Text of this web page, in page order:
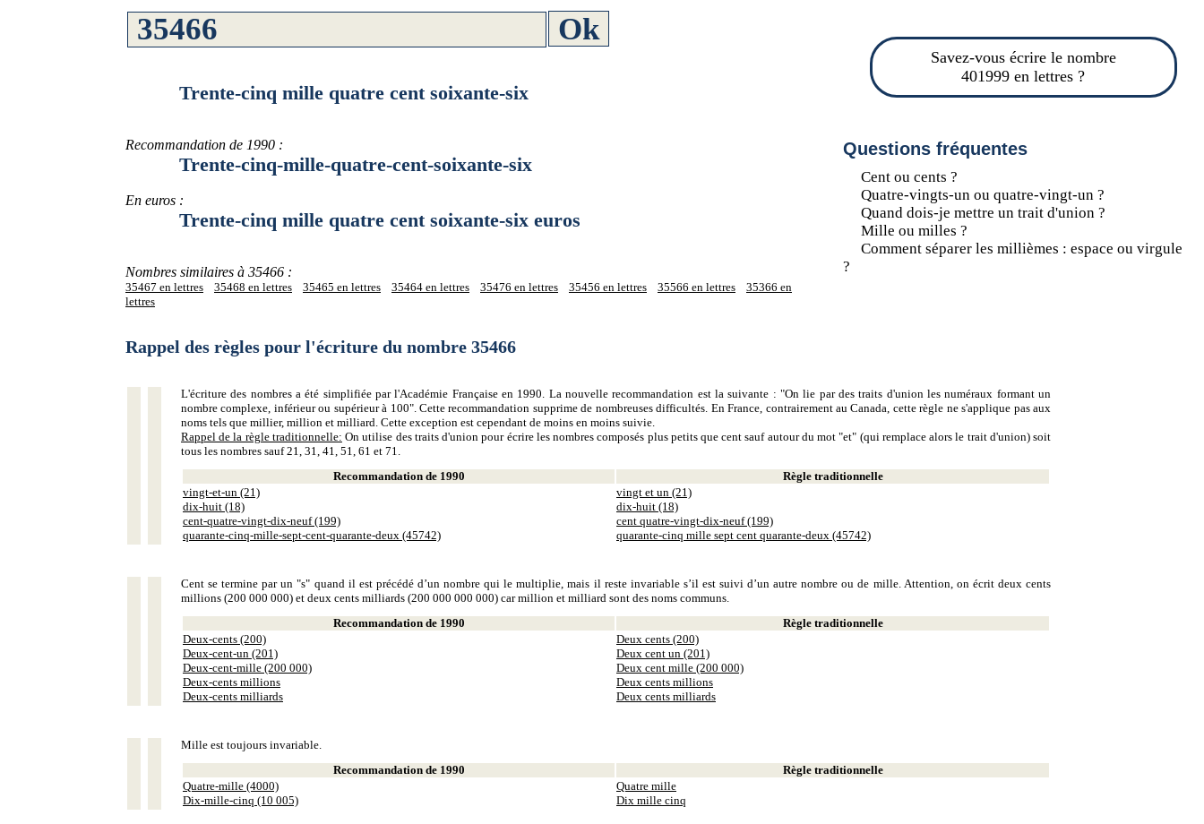
Savez-vous écrire le nombre
401999 en lettres ?
Questions fréquentes
Cent ou cents ?
Quatre-vingts-un ou quatre-vingt-un ?
Quand dois-je mettre un trait d'union ?
Mille ou milles ?
Comment séparer les millièmes : espace ou virgule
?
Trente-cinq mille quatre cent soixante-six
Recommandation de 1990 :
Trente-cinq-mille-quatre-cent-soixante-six
En euros :
Trente-cinq mille quatre cent soixante-six euros
Nombres similaires à 35466 :
35467 en lettres 35468 en lettres 35465 en lettres 35464 en lettres 35476 en lettres 35456 en lettres 35566 en lettres
35366 en
lettres
Rappel des règles pour l'écriture du nombre 35466
L'écriture des nombres a été simplifiée par l'Académie Française en 1990. La nouvelle recommandation est la suivante : "On lie par des traits d'union les numéraux formant un
nombre complexe, inférieur ou supérieur à 100". Cette recommandation supprime de nombreuses difficultés. En France, contrairement au Canada, cette règle ne s'applique pas aux
noms tels que millier, million et milliard. Cette exception est cependant de moins en moins suivie.
Rappel de la règle traditionnelle: On utilise des traits d'union pour écrire les nombres composés plus petits que cent sauf autour du mot "et" (qui remplace alors le trait d'union) soit
tous les nombres sauf 21, 31, 41, 51, 61 et 71.
Recommandation de 1990
Règle traditionnelle
vingt-et-un (21)
dix-huit (18)
cent-quatre-vingt-dix-neuf (199)
quarante-cinq-mille-sept-cent-quarante-deux (45742)
vingt et un (21)
dix-huit (18)
cent quatre-vingt-dix-neuf (199)
quarante-cinq mille sept cent quarante-deux (45742)
Cent se termine par un "s" quand il est précédé d’un nombre qui le multiplie, mais il reste invariable s’il est suivi d’un autre nombre ou de mille. Attention, on écrit deux cents
millions (200 000 000) et deux cents milliards (200 000 000 000) car million et milliard sont des noms communs.
Recommandation de 1990
Règle traditionnelle
Deux-cents (200)
Deux-cent-un (201)
Deux-cent-mille (200 000)
Deux-cents millions
Deux-cents milliards
Deux cents (200)
Deux cent un (201)
Deux cent mille (200 000)
Deux cents millions
Deux cents milliards
Mille est toujours invariable.
Recommandation de 1990
Règle traditionnelle
Quatre-mille (4000)
Dix-mille-cinq (10 005)
Quatre mille
Dix mille cinq